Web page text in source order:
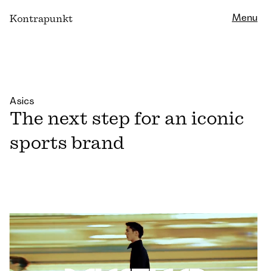
Kontrapunkt
Menu
Asics
The next step for an iconic
sports brand